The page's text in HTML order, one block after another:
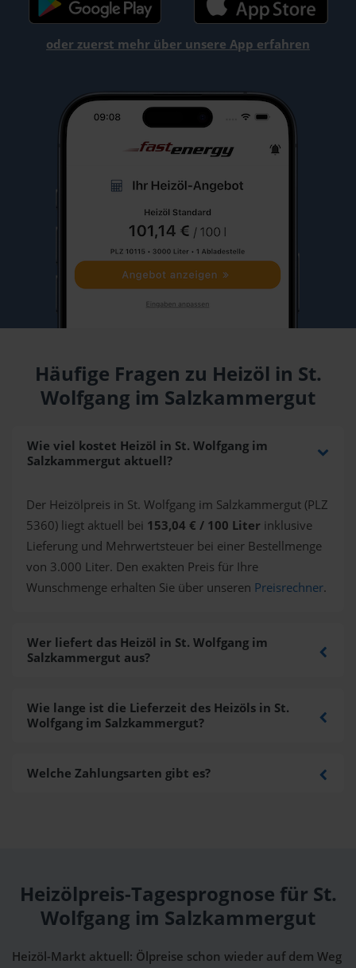
oder zuerst mehr über unsere App erfahren
Häufige Fragen zu Heizöl in St.
Wolfgang im Salzkammergut
Wie viel kostet Heizöl in St. Wolfgang im
Salzkammergut aktuell?
Der Heizölpreis in St. Wolfgang im Salzkammergut (PLZ
5360) liegt aktuell bei 153,04 € / 100 Liter inklusive
Lieferung und Mehrwertsteuer bei einer Bestellmenge
von 3.000 Liter. Den exakten Preis für Ihre
Wunschmenge erhalten Sie über unseren Preisrechner.
Wer liefert das Heizöl in St. Wolfgang im
Salzkammergut aus?
Wie lange ist die Lieferzeit des Heizöls in St.
Wolfgang im Salzkammergut?
Welche Zahlungsarten gibt es?
Heizölpreis-Tagesprognose für St.
Wolfgang im Salzkammergut
Heizöl-Markt aktuell: Ölpreise schon wieder auf dem Weg